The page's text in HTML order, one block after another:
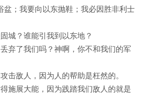
盆；我要向以东抛鞋；我必因胜非利士
城？谁能引我到以东地？
弃了我们吗？神啊，你不和我们的军
击敌人，因为人的帮助是枉然的。
施展大能，因为践踏我们敌人的就是